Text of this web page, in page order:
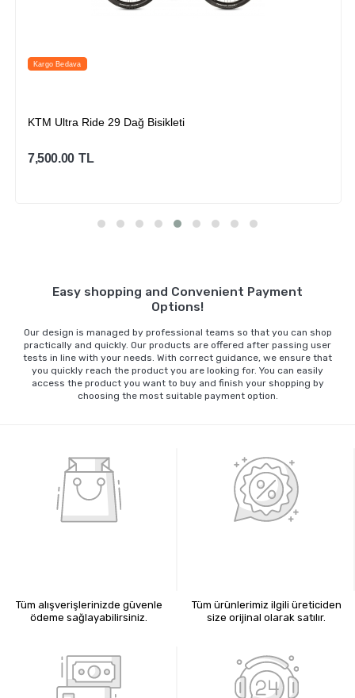
Kargo Bedava
KTM Ultra Ride 29 Dağ Bisikleti
7,500.00 TL
Easy shopping and Convenient Payment
Options!
Our design is managed by professional teams so that you can shop
practically and quickly. Our products are offered after passing user
tests in line with your needs. With correct guidance, we ensure that
you quickly reach the product you are looking for. You can easily
access the product you want to buy and finish your shopping by
choosing the most suitable payment option.
Tüm alışverişlerinizde güvenle
ödeme sağlayabilirsiniz.
Tüm ürünlerimiz ilgili üreticiden
size orijinal olarak satılır.